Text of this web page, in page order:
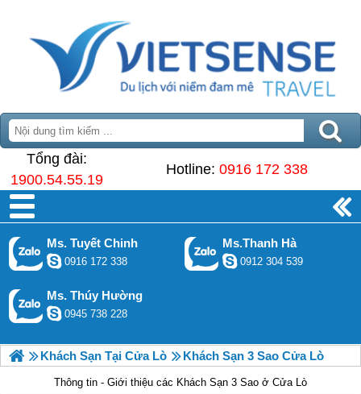
Tổng đài:
1900.54.55.19
Hotline: 0916 172 338
Ms. Tuyết Chinh
0916 172 338
Ms.Thanh Hà
0912 304 539
Ms. Thúy Hường
0945 738 228
Khách Sạn Tại Cửa Lò Khách Sạn 3 Sao Cửa Lò
Thông tin - Giới thiệu các Khách Sạn 3 Sao ở Cửa Lò